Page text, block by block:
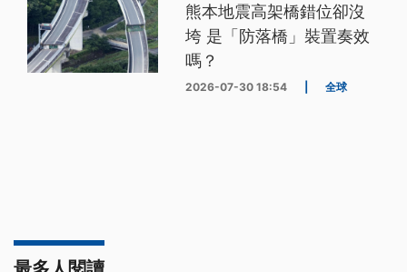
熊本地震高架橋錯位卻沒
垮 是「防落橋」裝置奏效
嗎？
2026-07-30 18:54 全球